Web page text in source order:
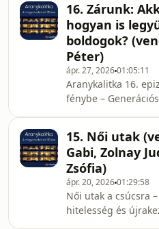
16. Zárunk:
hogyan is
boldogok?
Péter)
ápr. 27, 202601:05:11
Aranykalitka 16.
fénybe –
podcast első
epizódjához. Az
megérintő
meg, a záró adásra
különleges, kettős
beszélgetéssel
15. Női utak
Gabi, Zolnay
Zsófia)
ápr. 20, 202601:29:58
Női utak a csúcsra
hitelesség és